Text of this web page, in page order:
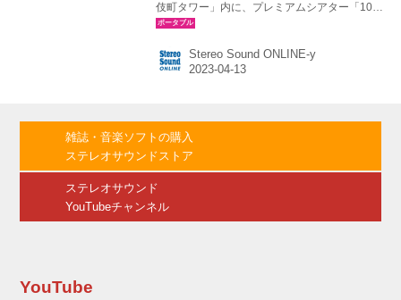
伎町タワー」内に、プレミアムシアター「109
シネマズプレミアム新宿」をオープンするが、
を開いた。 大枠は、前回紹介した記事と同じだ
が、今回は35ｍｍフィルム上映設備を備えた
われたことが、新規のものとなる。加えて、シ
アターに併設されているラウンジ、グッズショ
Stereo Sound ONLINE-y
雑誌・音楽ソフトの購入
ステレオサウンドストア
ステレオサウンド
YouTubeチャンネル
YouTube